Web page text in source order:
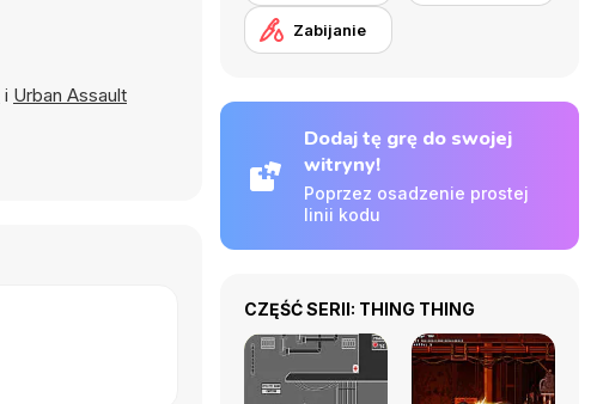
i Urban Assault
Zabijanie
Dodaj tę grę do swojej
witryny!
Poprzez osadzenie prostej
linii kodu
CZĘŚĆ SERII: THING THING